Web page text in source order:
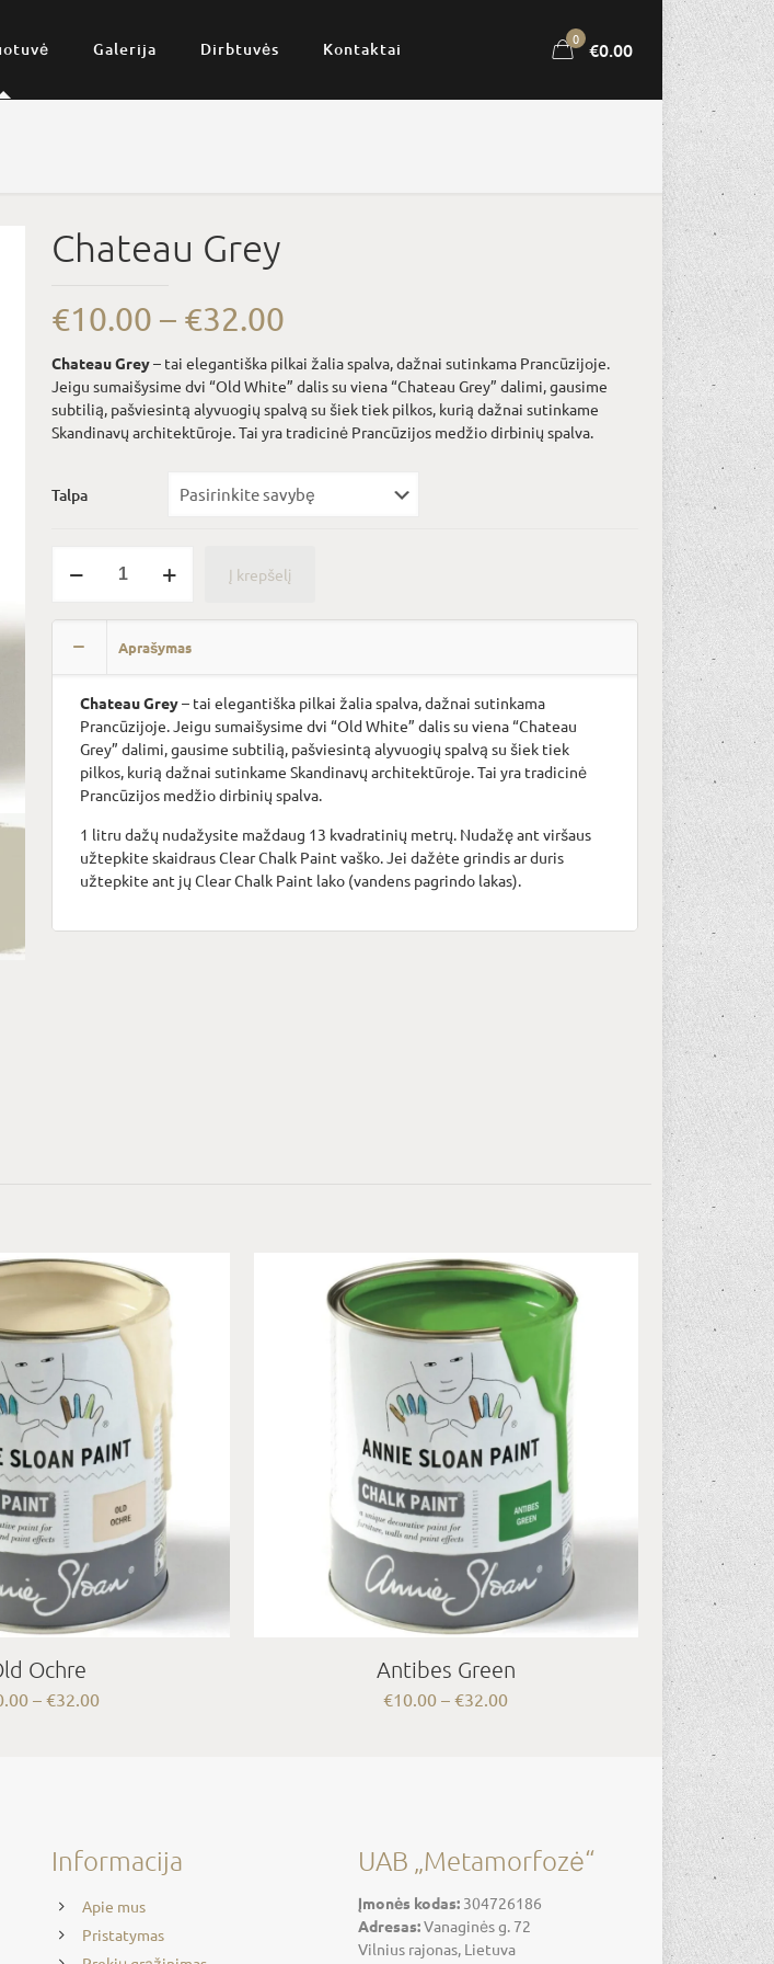
Galerija Dirbtuvės Kontaktai 0 €0.00
Chateau Grey
€10.00 – €32.00
range:
€10.00
through
€32.00
Chateau Grey– tai elegantiška pilkai žalia spalva, dažnai sutinkama Prancūzijoje.
Jeigu sumaišysime dvi “Old White” dalis su viena “Chateau Grey” dalimi, gausime
subtilią, pašviesintą alyvuogių spalvą su šiek tiek pilkos, kurią dažnai sutinkame
Skandinavų architektūroje. Tai yra tradicinė Prancūzijos medžio dirbinių spalva.
Talpa
kiekis:
Grey
Į krepšelį
Aprašymas
Chateau Grey– tai elegantiška pilkai žalia spalva, dažnai sutinkama
Prancūzijoje. Jeigu sumaišysime dvi “Old White” dalis su viena “Chateau
Grey” dalimi, gausime subtilią, pašviesintą alyvuogių spalvą su šiek tiek
pilkos, kurią dažnai sutinkame Skandinavų architektūroje. Tai yra tradicinė
Prancūzijos medžio dirbinių spalva.
1 litru dažų nudažysite maždaug 13 kvadratinių metrų. Nudažę ant viršaus
užtepkite skaidraus Clear Chalk Paint vaško. Jei dažėte grindis ar duris
užtepkite ant jų Clear Chalk Paint lako (vandens pagrindo lakas).
Ochre
– €32.00Price
Antibes Green
€10.00 – €32.00Price
Informacija
Apie mus
Pristatymas
UAB „Metamorfozė“
Įmonės kodas: 304726186
Adresas:Vanaginės g. 72
Vilnius rajonas, Lietuva